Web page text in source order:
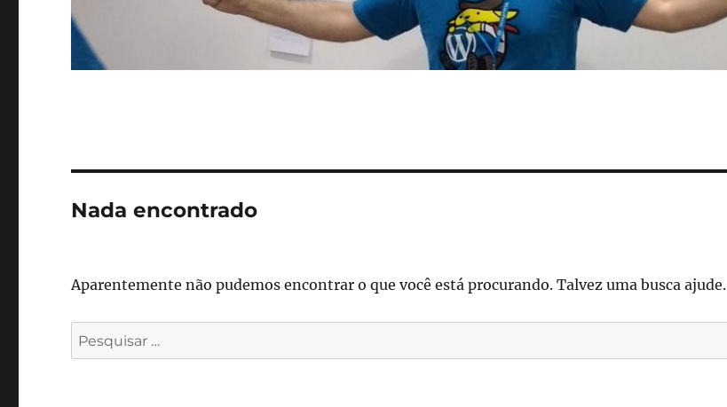
Nada encontrado
Aparentemente não pudemos encontrar o que você está procurando. Talvez uma busca ajude.
Pesquisar
por: